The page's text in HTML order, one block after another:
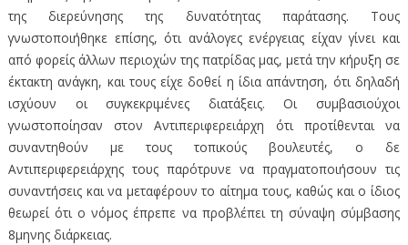
της διερεύνησης της δυνατότητας παράτασης. Τους
γνωστοποιήθηκε επίσης, ότι ανάλογες ενέργειας είχαν γίνει και
από φορείς άλλων περιοχών της πατρίδας μας, μετά την κήρυξη σε
έκτακτη ανάγκη, και τους είχε δοθεί η ίδια απάντηση, ότι δηλαδή
ισχύουν οι συγκεκριμένες διατάξεις. Οι συμβασιούχοι
γνωστοποίησαν στον Αντιπεριφερειάρχη ότι προτίθενται να
συναντηθούν με τους τοπικούς βουλευτές, ο δε
Αντιπεριφερειάρχης τους παρότρυνε να πραγματοποιήσουν τις
συναντήσεις και να μεταφέρουν το αίτημα τους, καθώς και ο ίδιος
θεωρεί ότι ο νόμος έπρεπε να προβλέπει τη σύναψη σύμβασης
8μηνης διάρκειας.